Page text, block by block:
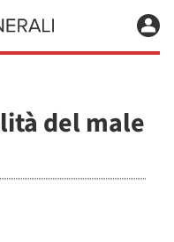
del male